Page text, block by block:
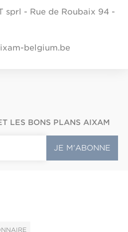
sprl - Rue de Roubaix 94 -
belgium.be
LES BONS PLANS AIXAM